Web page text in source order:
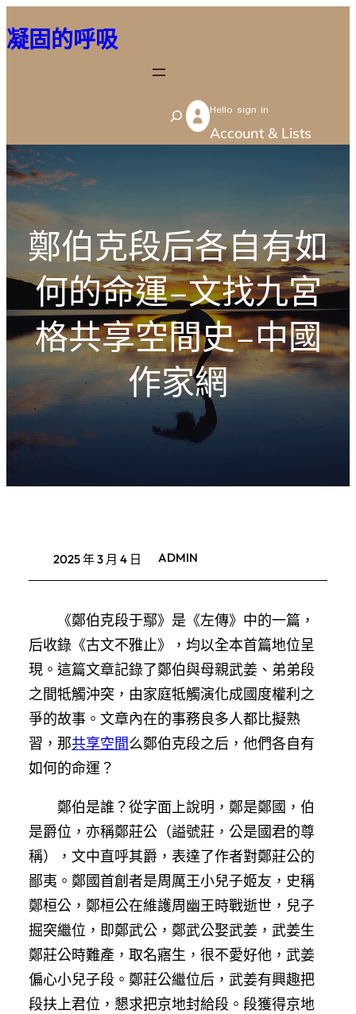
至
容
凝固的呼吸
S
e
h
Hello sign in
Account & Lists
鄭伯克段后各自有如
何的命運–文找九宮
格共享空間史–中國
作家網
2025 年 3 月 4 日 ADMIN
《鄭伯克段于鄢》是《左傳》中的一篇，
后收錄《古文不雅止》，均以全本首篇地位呈
現。這篇文章記錄了鄭伯與母親武姜、弟弟段
之間牴觸沖突，由家庭牴觸演化成國度權利之
爭的故事。文章內在的事務良多人都比擬熟
習，那共享空間么鄭伯克段之后，他們各自有
如何的命運？
鄭伯是誰？從字面上說明，鄭是鄭國，伯
是爵位，亦稱鄭莊公（謚號莊，公是國君的尊
稱），文中直呼其爵，表達了作者對鄭莊公的
鄙夷。鄭國首創者是周厲王小兒子姬友，史稱
鄭桓公，鄭桓公在維護周幽王時戰逝世，兒子
掘突繼位，即鄭武公，鄭武公娶武姜，武姜生
鄭莊公時難產，取名寤生，很不愛好他，武姜
偏心小兒子段。鄭莊公繼位后，武姜有興趣把
段扶上君位，懇求把京地封給段。段獲得京地